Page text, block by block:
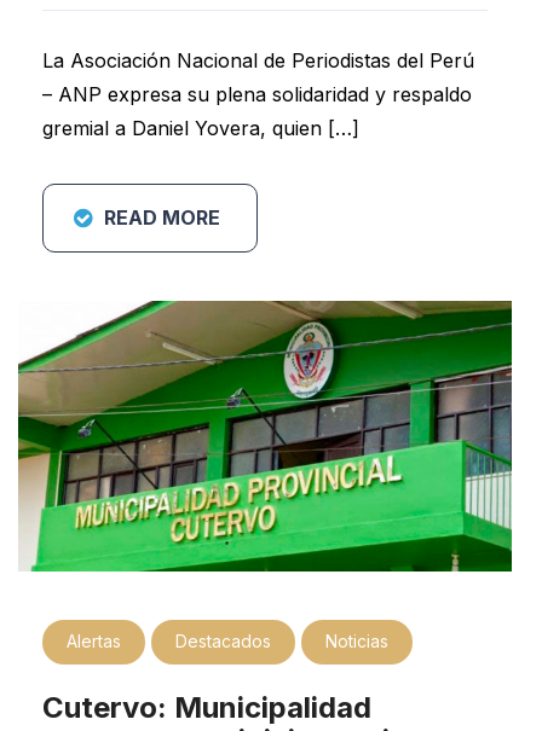
La Asociación Nacional de Periodistas del Perú
– ANP expresa su plena solidaridad y respaldo
gremial a Daniel Yovera, quien […]
READ MORE
Alertas Destacados Noticias
Cutervo: Municipalidad